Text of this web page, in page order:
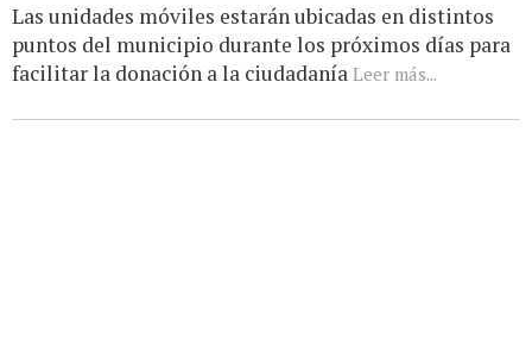
Las unidades móviles estarán ubicadas en distintos
puntos del municipio durante los próximos días para
facilitar la donación a la ciudadanía Leer más...